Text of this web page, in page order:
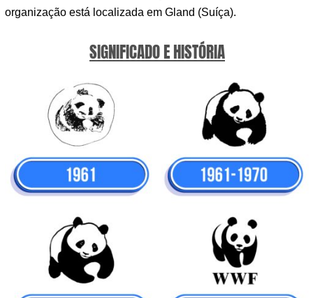
organização está localizada em Gland (Suíça).
SIGNIFICADO E HISTÓRIA